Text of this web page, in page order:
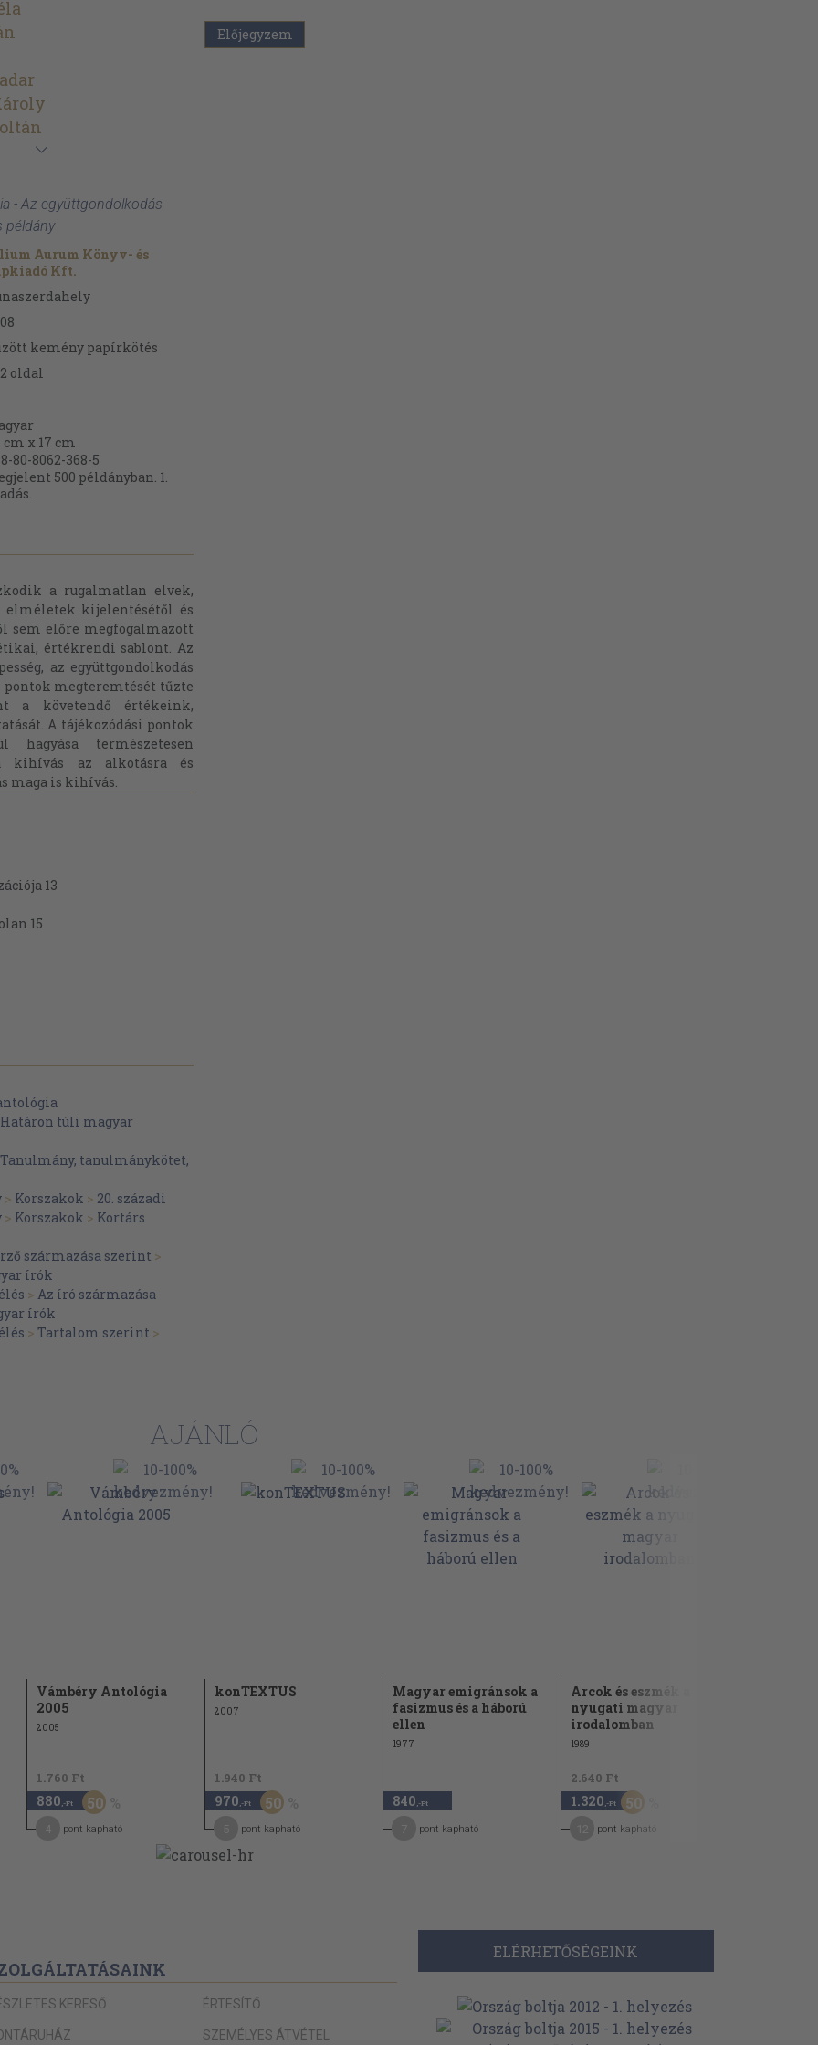
- Az együttgondolkodás
példány
Aurum Könyv- és
Kft.
kemény papírkötés
oldal
cm x 17 cm
80-8062-368-5
500 példányban. 1.
a rugalmatlan elvek,
elméletek kijelentésétől és
sem előre megfogalmazott
értékrendi sablont. Az
az együttgondolkodás
megteremtését tűzte
követendő értékeink,
A tájékozódási pontok
hagyása természetesen
kihívás az alkotásra és
maga is kihívás.
13
15
Határon túli magyar
Tanulmány, tanulmánykötet,
> Korszakok > 20. századi
> Korszakok > Kortárs
származása szerint >
írók
> Az író származása
írók
> Tartalom szerint >
Előjegyzem
AJÁNLÓ
Vámbéry Antológia
2005
2005
1.760 Ft
880 ,-Ft 50
pont kapható
konTEXTUS
2007
1.940 Ft
970 ,-Ft 50
pont kapható
Magyar emigránsok a
fasizmus és a háború
ellen
1977
840 ,-Ft
pont kapható
Arcok és eszmék a
nyugati magyar
irodalomban
1989
2.640 Ft
1.320 ,-Ft 50
pont kapható
KERESŐ ÉRTESÍTŐ
SZEMÉLYES ÁTVÉTEL
ELÉRHETŐSÉGEINK